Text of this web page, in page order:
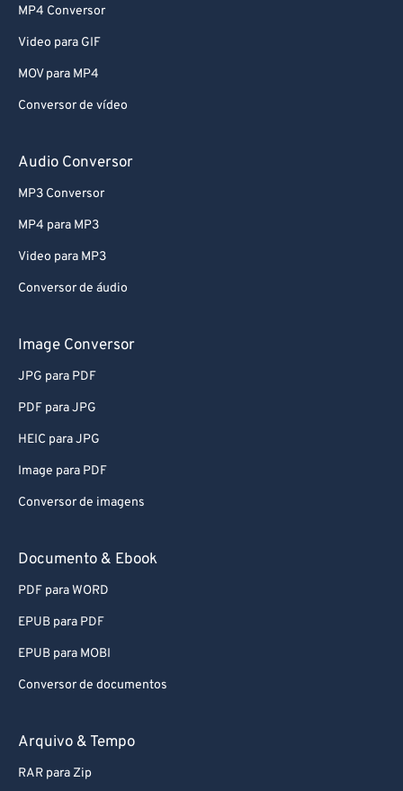
MP4 Conversor
Video para GIF
MOV para MP4
Conversor de vídeo
Audio Conversor
MP3 Conversor
MP4 para MP3
Video para MP3
Conversor de áudio
Image Conversor
JPG para PDF
PDF para JPG
HEIC para JPG
Image para PDF
Conversor de imagens
Documento & Ebook
PDF para WORD
EPUB para PDF
EPUB para MOBI
Conversor de documentos
Arquivo & Tempo
RAR para Zip